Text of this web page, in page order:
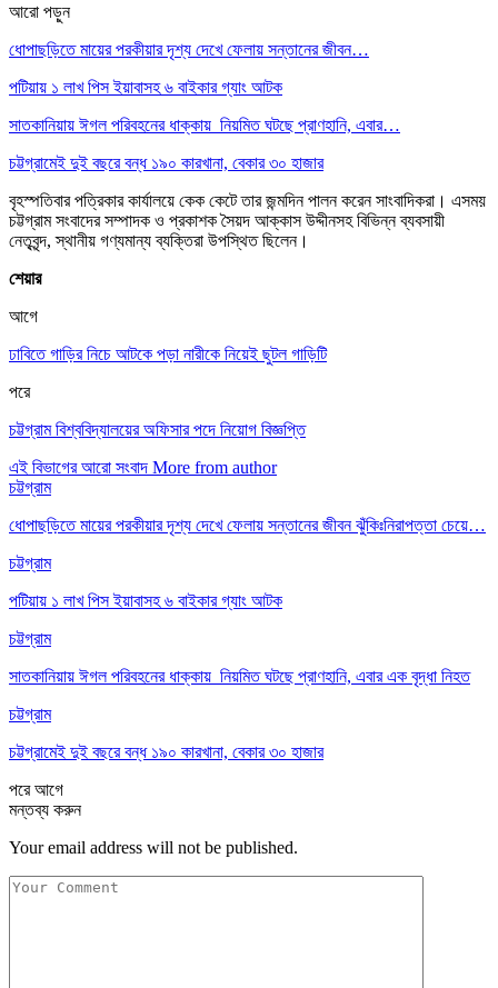
আরো পড়ুন
ধোপাছড়িতে মায়ের পরকীয়ার দৃশ্য দেখে ফেলায় সন্তানের জীবন…
পটিয়ায় ১ লাখ পিস ইয়াবাসহ ৬ বাইকার গ্যাং আটক
সাতকানিয়ায় ঈগল পরিবহনের ধাক্কায় নিয়মিত ঘটছে প্রাণহানি, এবার…
চট্টগ্রামেই দুই বছরে বন্ধ ১৯০ কারখানা, বেকার ৩০ হাজার
বৃহস্পতিবার পত্রিকার কার্যালয়ে কেক কেটে তার জন্মদিন পালন করেন সাংবাদিকরা। এসময়
চট্টগ্রাম সংবাদের সম্পাদক ও প্রকাশক সৈয়দ আক্কাস উদ্দীনসহ বিভিন্ন ব্যবসায়ী
নেতৃবৃন্দ, স্থানীয় গণ্যমান্য ব্যক্তিরা উপস্থিত ছিলেন।
শেয়ার
আগে
ঢাবিতে গাড়ির নিচে আটকে পড়া নারীকে নিয়েই ছুটল গাড়িটি
পরে
চট্টগ্রাম বিশ্ববিদ্যালয়ের অফিসার পদে নিয়োগ বিজ্ঞপ্তি
এই বিভাগের আরো সংবাদ More from author
চট্টগ্রাম
ধোপাছড়িতে মায়ের পরকীয়ার দৃশ্য দেখে ফেলায় সন্তানের জীবন ঝুঁকিঃনিরাপত্তা চেয়ে…
চট্টগ্রাম
পটিয়ায় ১ লাখ পিস ইয়াবাসহ ৬ বাইকার গ্যাং আটক
চট্টগ্রাম
সাতকানিয়ায় ঈগল পরিবহনের ধাক্কায় নিয়মিত ঘটছে প্রাণহানি, এবার এক বৃদ্ধা নিহত
চট্টগ্রাম
চট্টগ্রামেই দুই বছরে বন্ধ ১৯০ কারখানা, বেকার ৩০ হাজার
পরেআগে
মন্তব্য করুন
Your email address will not be published.